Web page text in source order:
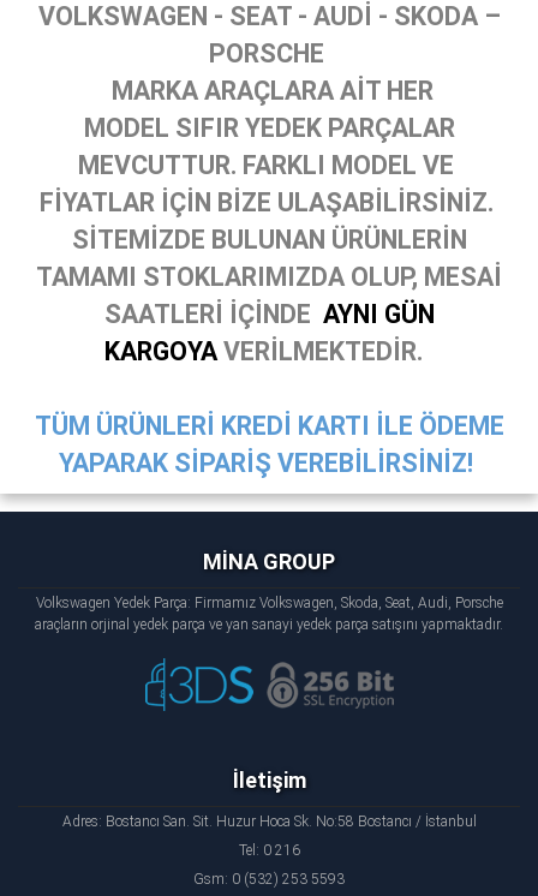
VOLKSWAGEN - SEAT - AUDİ - SKODA –
PORSCHE
MARKA ARAÇLARA AİT HER
MODEL SIFIR YEDEK PARÇALAR
MEVCUTTUR. FARKLI MODEL VE
FİYATLAR İÇİN BİZE ULAŞABİLİRSİNİZ.
SİTEMİZDE BULUNAN ÜRÜNLERİN
TAMAMI STOKLARIMIZDA OLUP, MESAİ
SAATLERİ İÇİNDE AYNI GÜN
KARGOYA VERİLMEKTEDİR.
TÜM ÜRÜNLERİ KREDİ KARTI İLE ÖDEME
YAPARAK SİPARİŞ VEREBİLİRSİNİZ!
MİNA GROUP
Volkswagen Yedek Parça: Firmamız Volkswagen, Skoda, Seat, Audi, Porsche
araçların orjinal yedek parça ve yan sanayi yedek parça satışını yapmaktadır.
İletişim
Adres: Bostancı San. Sit. Huzur Hoca Sk. No:58 Bostancı / İstanbul
Tel: 0 216
Gsm: 0 (532) 253 5593